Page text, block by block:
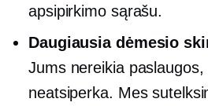
apsipirkimo sąrašu.
Daugiausia dėmesio
Jums nereikia
neatsiperka. Mes